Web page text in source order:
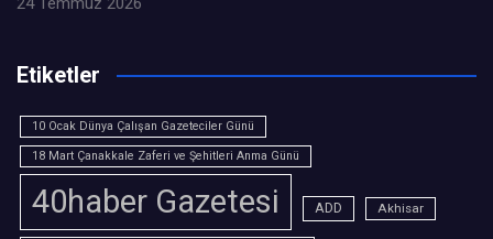
Etiketler
10 Ocak Dünya Çalışan Gazeteciler Günü
18 Mart Çanakkale Zaferi ve Şehitleri Anma Günü
40haber Gazetesi ADD Akhisar